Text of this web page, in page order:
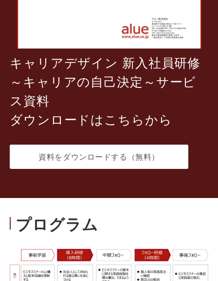
キャリアデザイン 新入社員研修
～キャリアの自己決定～サービ
ス資料
ダウンロードはこちらから
資料をダウンロードする（無料）
プログラム